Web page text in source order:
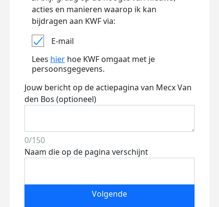
acties en manieren waarop ik kan
bijdragen aan KWF via:
E-mail
Lees hier hoe KWF omgaat met je
persoonsgegevens.
Jouw bericht op de actiepagina van Mecx Van
den Bos (optioneel)
0/150
Naam die op de pagina verschijnt
Volgende